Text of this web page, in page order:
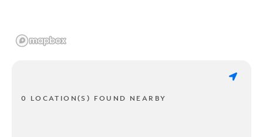
0 LOCATION(S) FOUND NEARBY